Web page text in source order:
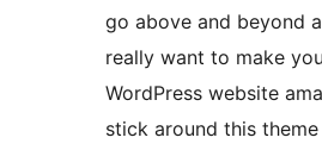
go above and beyond
really want to make
WordPress website
stick around this